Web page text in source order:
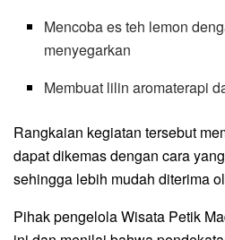
Mencoba es teh lemon
menyegarkan
Membuat lilin aromaterapi
Rangkaian kegiatan tersebut
dapat dikemas dengan cara
sehingga lebih mudah diterima
Pihak pengelola Wisata Petik